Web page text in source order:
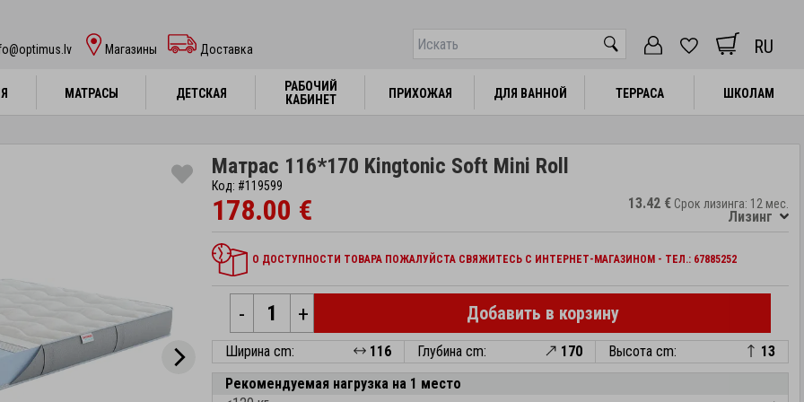
Mагазины Доставка RU
МАТРАСЫ ДЕТСКАЯ
РАБОЧИЙ
КАБИНЕТ
ПРИХОЖАЯ ДЛЯ ВАННОЙ ТЕРРАСА ШКОЛАМ
МАТРАСЫ ДЕТСКАЯ
РАБОЧИЙ
КАБИНЕТ
ПРИХОЖАЯ ДЛЯ ВАННОЙ ТЕРРАСА ШКОЛАМ
Матрас 116*170 Kingtonic Soft Mini Roll
Код: #119599
178.00 € 13.42 € Срок лизинга: 12 мес.
Лизинг
О ДОСТУПНОСТИ ТОВАРА ПОЖАЛУЙСТА СВЯЖИТЕСЬ С ИНТЕРНЕТ-МАГАЗИНОМ - ТЕЛ.: 67885252
- + Добавить в корзину
Ширина cm: 116 Глубина cm: 170 Высота cm:
13
Рекомендуемая нагрузка на 1 место